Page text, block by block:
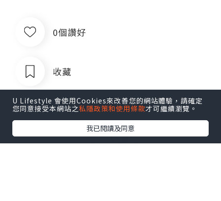
U Lifestyle 會使用Cookies來改善您的網站體驗，請確定
您同意接受本網站之私隱政策和使用條款才可繼續瀏覽。
我已閱讀及同意
0個讚好
收藏